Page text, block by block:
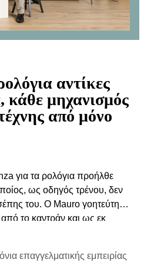
αντίκες
κάθε μηχανισμός
από μόνο
για τα ρολόγια προήλθε
ως οδηγός τρένου, δεν
του. Ο Mauro γοητεύτηκε
το καντράν και ως εκ
του. Μέσα από αγορές,
ήρθε η ώρα να επιλέξει μια
επαγγελματικής εμπειρίας